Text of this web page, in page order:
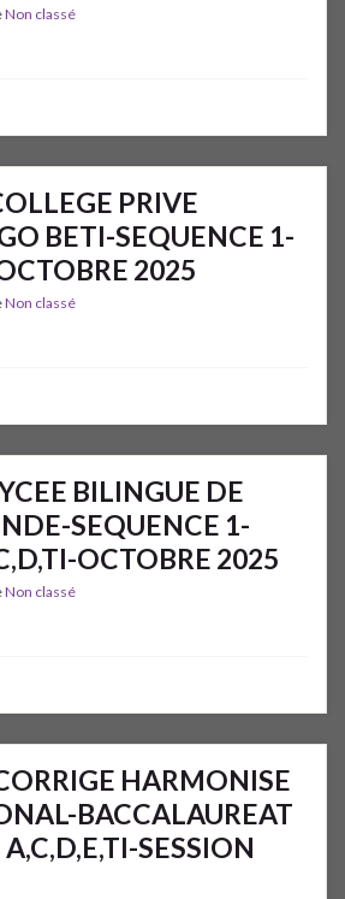
Non classé
PRIVE
BETI-SEQUENCE 1-
2025
Non classé
BILINGUE DE
SEQUENCE 1-
OCTOBRE 2025
Non classé
HARMONISE
BACCALAUREAT
A,C,D,E,TI-SESSION